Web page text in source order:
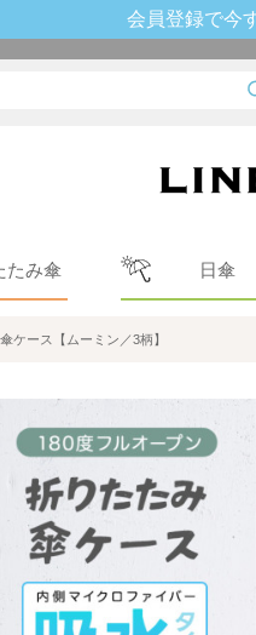
会員登録で今
たみ傘 日傘
ケース【ムーミン／3柄】